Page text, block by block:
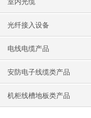
室内光缆
光纤接入设备
电线电缆产品
安防电子线缆类产品
机柜线槽地板类产品